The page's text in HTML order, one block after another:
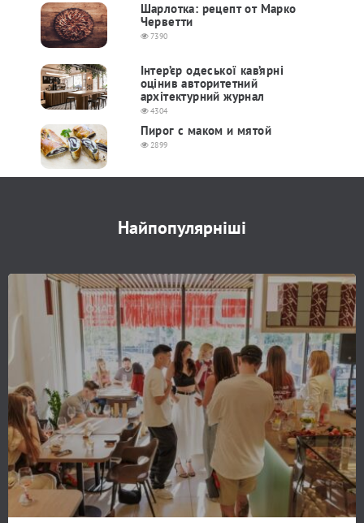
Шарлотка: рецепт от Марко
Черветти
7390
Інтер’єр одеської кав’ярні
оцінив авторитетний
архітектурний журнал
4304
Пирог с маком и мятой
2899
Найпопулярніші